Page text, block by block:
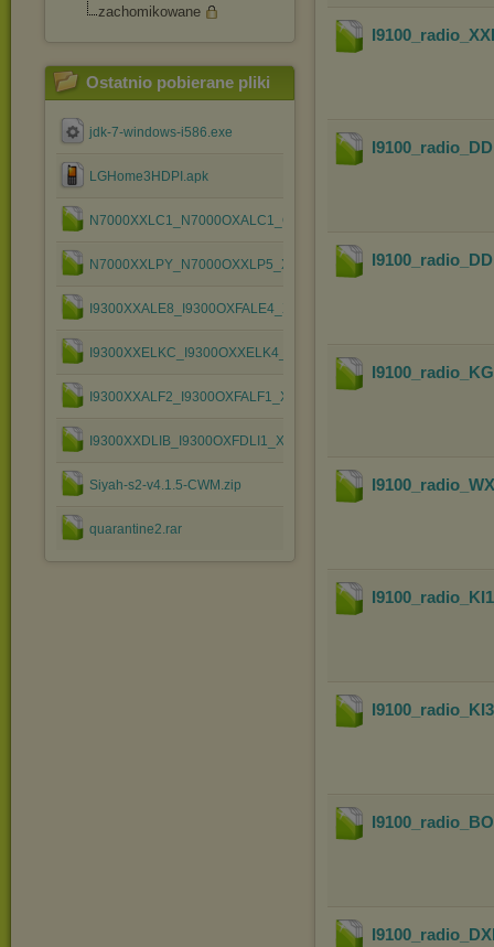
zachomikowane
Ostatnio pobierane pliki
jdk-7-windows-i586.exe
LGHome3HDPI.apk
N7000XXLC1_N7000OXALC1_OXA.zip
N7000XXLPY_N7000OXXLP5_XEO.zip
I9300XXALE8_I9300OXFALE4_XEO.zip
I9300XXELKC_I9300OXXELK4_XEO.zip
I9300XXALF2_I9300OXFALF1_XEO.zip
I9300XXDLIB_I9300OXFDLI1_XEO.zip
Siyah-s2-v4.1.5-CWM.zip
quarantine2.rar